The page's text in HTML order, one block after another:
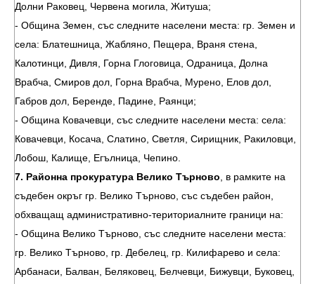
Долни Раковец, Червена могила, Житуша;
- Община Земен, със следните населени места: гр. Земен и
села: Блатешница, Жабляно, Пещера, Враня стена,
Калотинци, Дивля, Горна Глоговица, Одраница, Долна
Врабча, Смиров дол, Горна Врабча, Мурено, Елов дол,
Габров дол, Беренде, Падине, Раянци;
- Община Ковачевци, със следните населени места: села:
Ковачевци, Косача, Слатино, Светля, Сирищник, Ракиловци,
Лобош, Калище, Егълница, Чепино.
7. Районна прокуратура Велико Търново , в рамките на
съдебен окръг гр. Велико Търново, със съдебен район,
обхващащ административно-териториалните граници на:
- Община Велико Търново, със следните населени места:
гр. Велико Търново, гр. Дебелец, гр. Килифарево и села:
Арбанаси, Балван, Беляковец, Белчевци, Бижувци, Буковец,